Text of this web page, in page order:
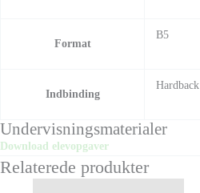
Format
B5
Indbinding
Hardback
Undervisningsmaterialer
Download elevopgaver
Relaterede produkter